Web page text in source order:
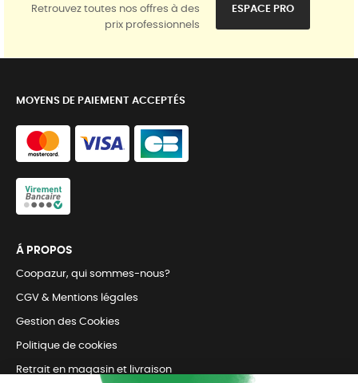
Retrouvez toutes nos offres à des
prix professionnels
ESPACE PRO
MOYENS DE PAIEMENT ACCEPTÉS
Á PROPOS
Coopazur, qui sommes-nous?
CGV & Mentions légales
Gestion des Cookies
Politique de cookies
Retrait en magasin et livraison